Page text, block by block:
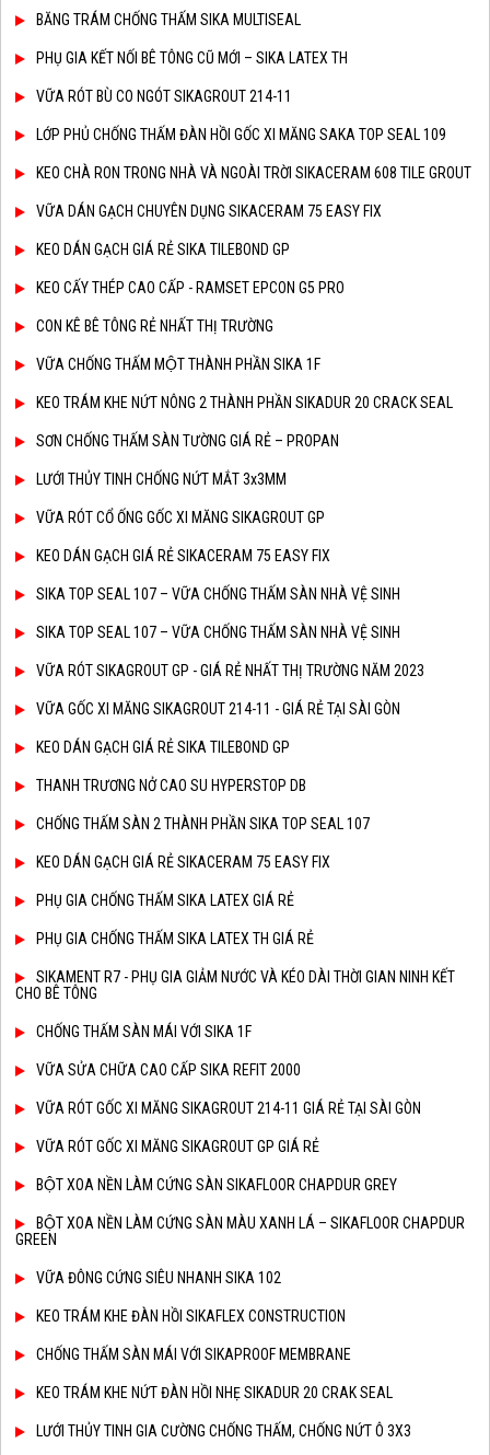
BĂNG TRÁM CHỐNG THẤM SIKA MULTISEAL
PHỤ GIA KẾT NỐI BÊ TÔNG CŨ MỚI – SIKA LATEX TH
VỮA RÓT BÙ CO NGÓT SIKAGROUT 214-11
LỚP PHỦ CHỐNG THẤM ĐÀN HỒI GỐC XI MĂNG SAKA TOP SEAL 109
KEO CHÀ RON TRONG NHÀ VÀ NGOÀI TRỜI SIKACERAM 608 TILE GROUT
VỮA DÁN GẠCH CHUYÊN DỤNG SIKACERAM 75 EASY FIX
KEO DÁN GẠCH GIÁ RẺ SIKA TILEBOND GP
KEO CẤY THÉP CAO CẤP - RAMSET EPCON G5 PRO
CON KÊ BÊ TÔNG RẺ NHẤT THỊ TRƯỜNG
VỮA CHỐNG THẤM MỘT THÀNH PHẦN SIKA 1F
KEO TRÁM KHE NỨT NÔNG 2 THÀNH PHẦN SIKADUR 20 CRACK SEAL
SƠN CHỐNG THẤM SÀN TƯỜNG GIÁ RẺ – PROPAN
LƯỚI THỦY TINH CHỐNG NỨT MẮT 3x3MM
VỮA RÓT CỔ ỐNG GỐC XI MĂNG SIKAGROUT GP
KEO DÁN GẠCH GIÁ RẺ SIKACERAM 75 EASY FIX
SIKA TOP SEAL 107 – VỮA CHỐNG THẤM SÀN NHÀ VỆ SINH
SIKA TOP SEAL 107 – VỮA CHỐNG THẤM SÀN NHÀ VỆ SINH
VỮA RÓT SIKAGROUT GP - GIÁ RẺ NHẤT THỊ TRƯỜNG NĂM 2023
VỮA GỐC XI MĂNG SIKAGROUT 214-11 - GIÁ RẺ TẠI SÀI GÒN
KEO DÁN GẠCH GIÁ RẺ SIKA TILEBOND GP
THANH TRƯƠNG NỞ CAO SU HYPERSTOP DB
CHỐNG THẤM SÀN 2 THÀNH PHẦN SIKA TOP SEAL 107
KEO DÁN GẠCH GIÁ RẺ SIKACERAM 75 EASY FIX
PHỤ GIA CHỐNG THẤM SIKA LATEX GIÁ RẺ
PHỤ GIA CHỐNG THẤM SIKA LATEX TH GIÁ RẺ
SIKAMENT R7 - PHỤ GIA GIẢM NƯỚC VÀ KÉO DÀI THỜI GIAN NINH KẾT
CHO BÊ TÔNG
CHỐNG THẤM SÀN MÁI VỚI SIKA 1F
VỮA SỬA CHỮA CAO CẤP SIKA REFIT 2000
VỮA RÓT GỐC XI MĂNG SIKAGROUT 214-11 GIÁ RẺ TẠI SÀI GÒN
VỮA RÓT GỐC XI MĂNG SIKAGROUT GP GIÁ RẺ
BỘT XOA NỀN LÀM CỨNG SÀN SIKAFLOOR CHAPDUR GREY
BỘT XOA NỀN LÀM CỨNG SÀN MÀU XANH LÁ – SIKAFLOOR CHAPDUR
GREEN
VỮA ĐÔNG CỨNG SIÊU NHANH SIKA 102
KEO TRÁM KHE ĐÀN HỒI SIKAFLEX CONSTRUCTION
CHỐNG THẤM SÀN MÁI VỚI SIKAPROOF MEMBRANE
KEO TRÁM KHE NỨT ĐÀN HỒI NHẸ SIKADUR 20 CRAK SEAL
LƯỚI THỦY TINH GIA CƯỜNG CHỐNG THẤM, CHỐNG NỨT Ô 3X3